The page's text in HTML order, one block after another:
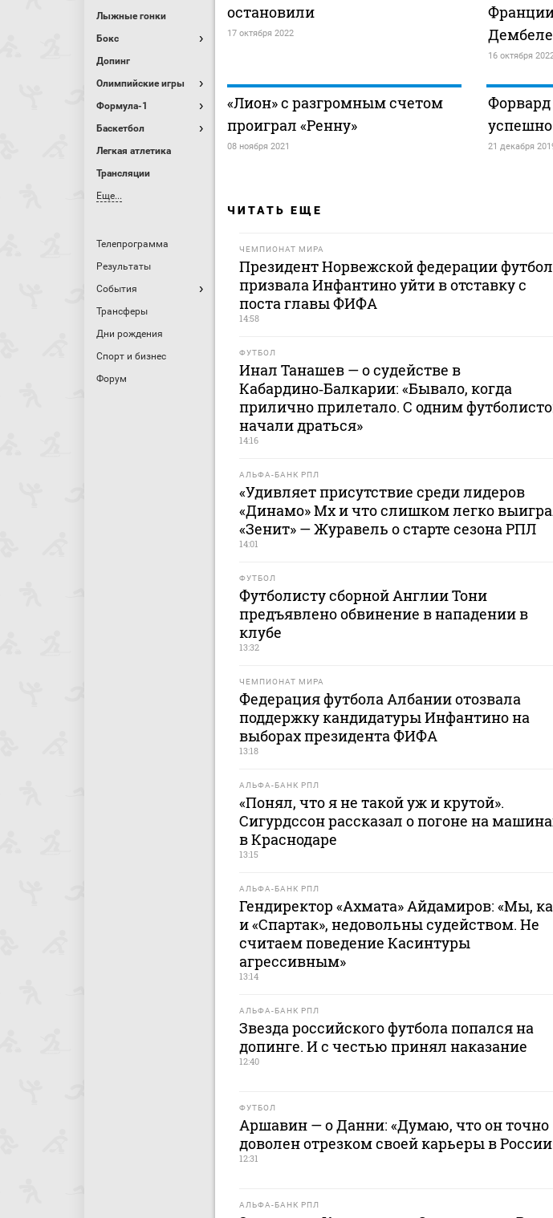
Лыжные гонки
Бокс
Допинг
Олимпийские игры
Формула-1
Баскетбол
Легкая атлетика
Трансляции
Еще...
Телепрограмма
Результаты
События
Трансферы
Дни рождения
Спорт и бизнес
Форум
остановили
17 октября 2022
Дембеле
16 октября
«Лион» с разгромным счетом
проиграл «Ренну»
08 ноября 2021 21 декабря
ЧИТАТЬ ЕЩЕ
ЧЕМПИОНАТ МИРА
Президент Норвежской федерации
призвала Инфантино уйти в отставку с
поста главы ФИФА
14:58
ФУТБОЛ
Инал Танашев — о судействе в
Кабардино‑Балкарии: «Бывало, когда
прилично прилетало. С одним
начали драться»
14:16
АЛЬФА-БАНК РПЛ
«Удивляет присутствие среди лидеров
«Динамо» Мх и что слишком легко
«Зенит» — Журавель о старте сезона РПЛ
14:01
ФУТБОЛ
Футболисту сборной Англии Тони
предъявлено обвинение в нападении в
клубе
13:32
ЧЕМПИОНАТ МИРА
Федерация футбола Албании отозвала
поддержку кандидатуры Инфантино на
выборах президента ФИФА
13:18
АЛЬФА-БАНК РПЛ
«Понял, что я не такой уж и крутой».
Сигурдссон рассказал о погоне на
в Краснодаре
13:15
АЛЬФА-БАНК РПЛ
Гендиректор «Ахмата» Айдамиров: «Мы,
и «Спартак», недовольны судейством. Не
считаем поведение Касинтуры
агрессивным»
13:14
АЛЬФА-БАНК РПЛ
Звезда российского футбола попался на
допинге. И с честью принял наказание
12:40
ФУТБОЛ
Аршавин — о Данни: «Думаю, что он точно
доволен отрезком своей карьеры в
12:31
АЛЬФА-БАНК РПЛ